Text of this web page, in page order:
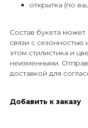
открытка (по
Cостав букета
связи с сезонностью
этом стилистика и
неизменными.
доставкой для
Добавить к заказу